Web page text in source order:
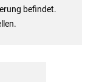
befindet.